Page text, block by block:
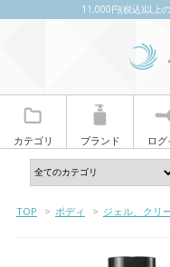
11,000円(税込)以上
カテゴリ ブランド ロ
TOP > ボディ > ジェル、クリ